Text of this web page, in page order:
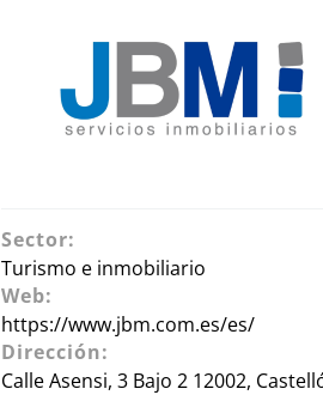
Sector:
Turismo e inmobiliario
Web:
https://www.jbm.com.es/es/
Dirección:
Calle Asensi, 3 Bajo 2 12002,